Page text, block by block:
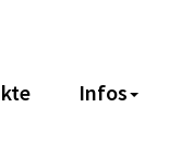
Infos